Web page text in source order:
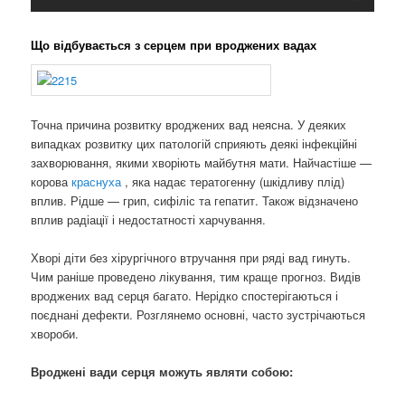
Що відбувається з серцем при вроджених вадах
Точна причина розвитку вроджених вад неясна. У деяких
випадках розвитку цих патологій сприяють деякі інфекційні
захворювання, якими хворіють майбутня мати. Найчастіше —
коровакраснуха , яка надає тератогенну (шкідливу плід)
вплив. Рідше — грип, сифіліс та гепатит. Також відзначено
вплив радіації і недостатності харчування.
Хворі діти без хірургічного втручання при ряді вад гинуть.
Чим раніше проведено лікування, тим краще прогноз. Видів
вроджених вад серця багато. Нерідко спостерігаються і
поєднані дефекти. Розглянемо основні, часто зустрічаються
хвороби.
Вроджені вади серця можуть являти собою: